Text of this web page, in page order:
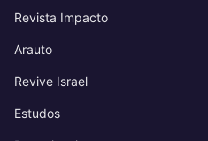
Revista Impacto
Arauto
Revive Israel
Estudos